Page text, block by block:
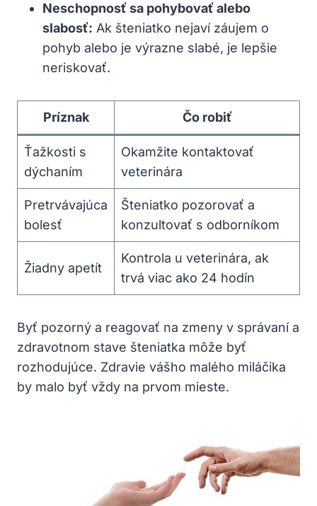
Neschopnosť sa pohybovať alebo
slabosť: Ak šteniatko nejaví záujem o
pohyb alebo je výrazne slabé, je lepšie
neriskovať.
Príznak Čo robiť
Ťažkosti s
dýchaním
Okamžite kontaktovať
veterinára
Pretrvávajúca
bolesť
Šteniatko pozorovať a
konzultovať s odborníkom
Žiadny apetít
Kontrola u veterinára, ak
trvá viac ako 24 hodín
Byť pozorný a reagovať na zmeny v správaní a
zdravotnom stave šteniatka môže byť
rozhodujúce. Zdravie vášho malého miláčika
by malo byť vždy na prvom mieste.